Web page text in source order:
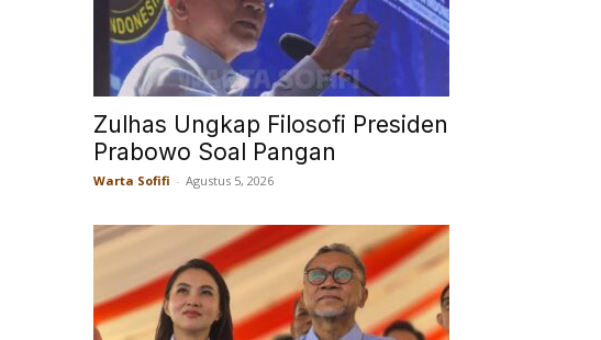
Zulhas Ungkap Filosofi Presiden
Prabowo Soal Pangan
Warta Sofifi - Agustus 5, 2026